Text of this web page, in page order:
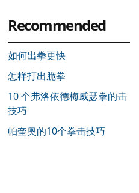
Recommended
如何出拳更快
怎样打出脆拳
10 个弗洛依德梅威瑟拳的击
技巧
帕奎奥的10个拳击技巧